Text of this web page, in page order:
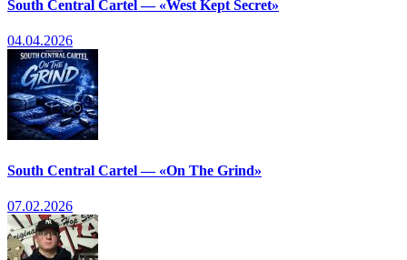
South Central Cartel — «West Kept Secret»
04.04.2026
South Central Cartel — «On The Grind»
07.02.2026